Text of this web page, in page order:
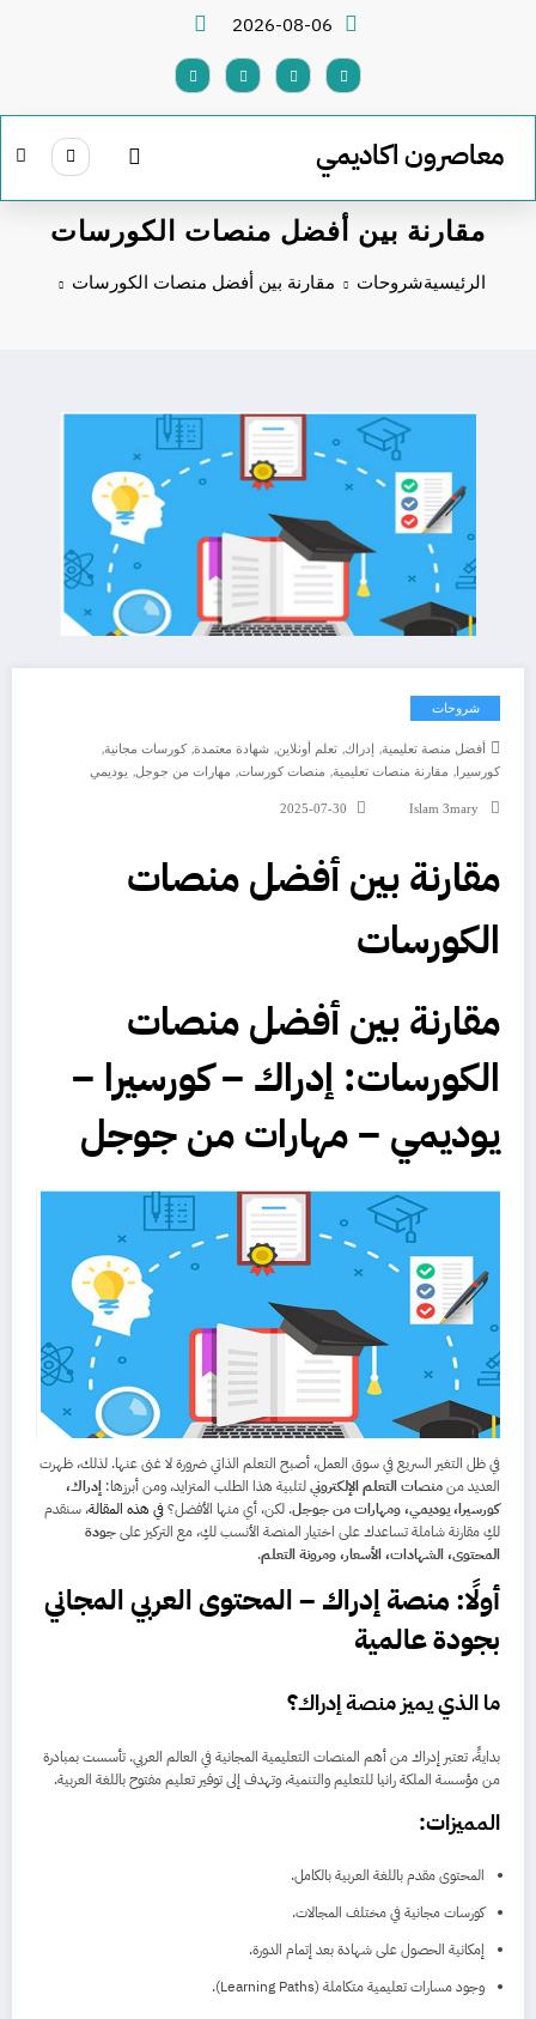
2026-08-06
معاصرون اكاديمي
مقارنة بين أفضل منصات الكورسات
الرئيسيةشروحات مقارنة بين أفضل منصات الكورسات
شروحات
أفضل منصة تعليمية, إدراك, تعلم أونلاين, شهادة معتمدة,كورسات مجانية,
كورسيرا , مقارنة منصات تعليمية, منصات كورسات, مهارات من جوجل, يوديمي
Islam 3mary
2025-07-30
مقارنة بين أفضل منصات
الكورسات
مقارنة بين أفضل منصات
الكورسات: إدراك – كورسيرا –
يوديمي – مهارات من جوجل
في ظل التغير السريع في سوق العمل، أصبح التعلم الذاتي ضرورة لا غنى عنها. لذلك، ظهرت
العديد منمنصات التعلم الإلكترونيلتلبية هذا الطلب المتزايد، ومن أبرزها: إدراك،
كورسيرا، يوديمي، ومهارات من جوجل. لكن، أي منها الأفضل؟في هذه المقالة، سنقدم
لكِ مقارنة شاملة تساعدك على اختيار المنصة الأنسب لكِ، مع التركيز علىجودة
المحتوى، الشهادات، الأسعار، ومرونة التعلم.
أولًا: منصة إدراك – المحتوى العربي المجاني
بجودة عالمية
ما الذي يميز منصة إدراك؟
بدايةً، تعتبر إدراك من أهم المنصات التعليمية المجانية في العالم العربي. تأسست بمبادرة
من مؤسسة الملكة رانيا للتعليم والتنمية، وتهدف إلى توفير تعليم مفتوح باللغة العربية.
المميزات:
المحتوى مقدم باللغة العربية بالكامل.
كورسات مجانية في مختلف المجالات.
إمكانية الحصول على شهادة بعد إتمام الدورة.
وجود مسارات تعليمية متكاملة (Learning Paths).